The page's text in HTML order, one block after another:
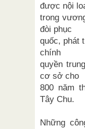
được nội
trong
đòi phục
quốc, phát
chính
quyền
cơ sở cho
800 năm
Tây Chu.
Những